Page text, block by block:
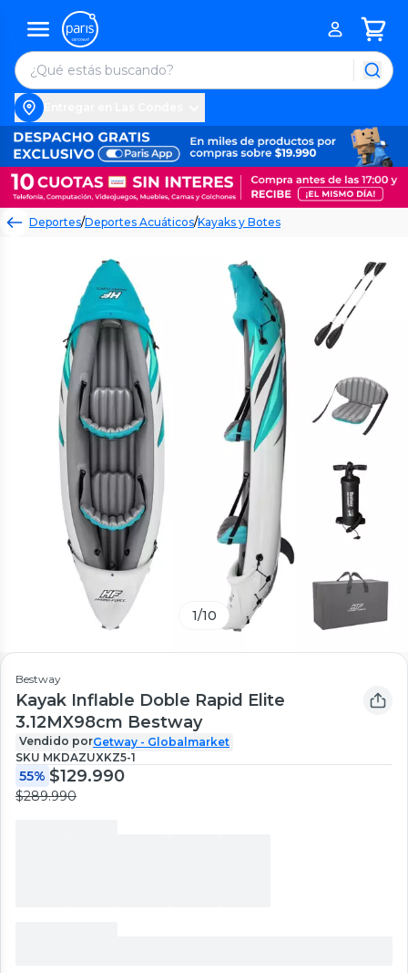
Deportes/Deportes Acuáticos/Kayaks y Botes
1/10
Bestway
Kayak Inflable Doble Rapid Elite
3.12MX98cm Bestway
Vendido porGetway - Globalmarket
SKU MKDAZUXKZ5-1
55% $129.990
$289.990